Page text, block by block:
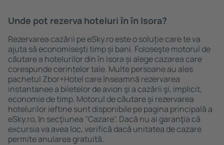
Unde pot rezerva hoteluri ȋn în Isora?
Rezervarea cazării pe eSky.ro este o soluție care te va
ajuta să economiseşti timp și bani. Foloseşte motorul de
căutare a hotelurilor din în Isora și alege cazarea care
corespunde cerințelor tale. Multe persoane au ales
pachetul Zbor+Hotel care ȋnseamnă rezervarea
instantanee a biletelor de avion şi a cazării şi, implicit,
economie de timp. Motorul de căutare și rezervarea
hotelurilor ieftine sunt disponibile pe pagina principală a
eSky.ro, ȋn secţiunea "Cazare". Dacă nu ai garanţia că
excursia va avea loc, verifică dacă unitatea de cazare
permite anularea gratuită.